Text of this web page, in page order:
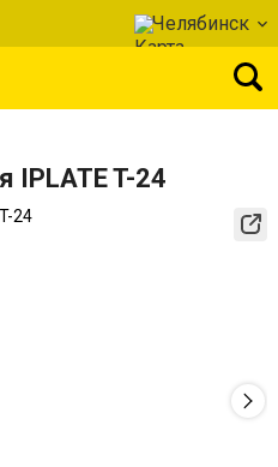
Челябинск
IPLATE T-24